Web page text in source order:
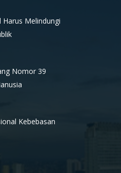
Harus Melindungi
Nomor 39
Kebebasan